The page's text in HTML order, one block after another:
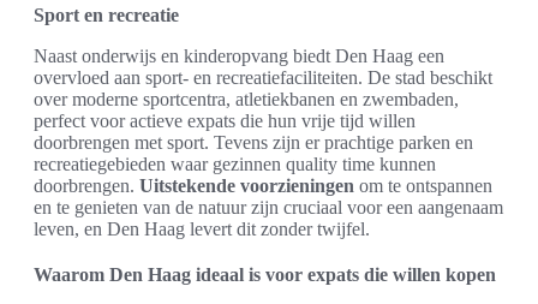
Sport en recreatie
Naast onderwijs en kinderopvang biedt Den Haag een
overvloed aan sport- en recreatiefaciliteiten. De stad beschikt
over moderne sportcentra, atletiekbanen en zwembaden,
perfect voor actieve expats die hun vrije tijd willen
doorbrengen met sport. Tevens zijn er prachtige parken en
recreatiegebieden waar gezinnen quality time kunnen
doorbrengen. Uitstekende voorzieningen om te ontspannen
en te genieten van de natuur zijn cruciaal voor een aangenaam
leven, en Den Haag levert dit zonder twijfel.
Waarom Den Haag ideaal is voor expats die willen kopen